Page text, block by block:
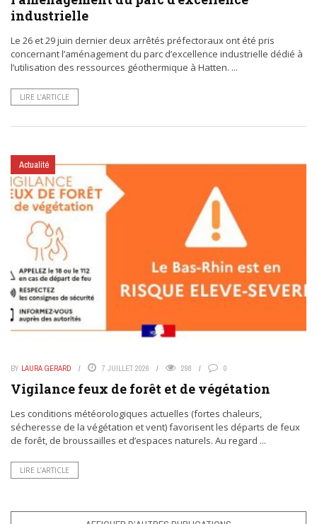
industrielle
Le 26 et 29 juin dernier deux arrêtés préfectoraux ont été pris
concernant l’aménagement du parc d’excellence industrielle dédié à
l’utilisation des ressources géothermique à Hatten. ...
LIRE L’ARTICLE
Actualité
BY LAURA GERARD 7 JUILLET 2026 298 0
Vigilance feux de forêt et de végétation
Les conditions météorologiques actuelles (fortes chaleurs,
sécheresse de la végétation et vent) favorisent les départs de feux
de forêt, de broussailles et d’espaces naturels. Au regard ...
LIRE L’ARTICLE